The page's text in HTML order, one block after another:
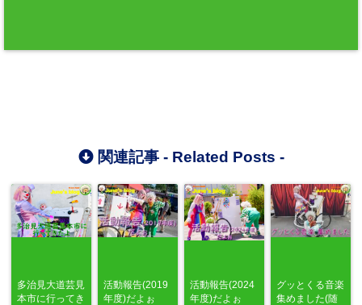
関連記事 - Related Posts -
多治見大道芸見
本市に行ってき
活動報告(2019
年度)だよぉ
活動報告(2024
年度)だよぉ
グッとくる音楽
集めました(随